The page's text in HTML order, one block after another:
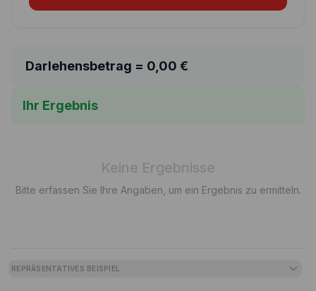
Darlehensbetrag = 0,00 €
Ihr Ergebnis
Keine Ergebnisse
Bitte erfassen Sie Ihre Angaben, um ein Ergebnis zu ermitteln.
REPRÄSENTATIVES BEISPIEL